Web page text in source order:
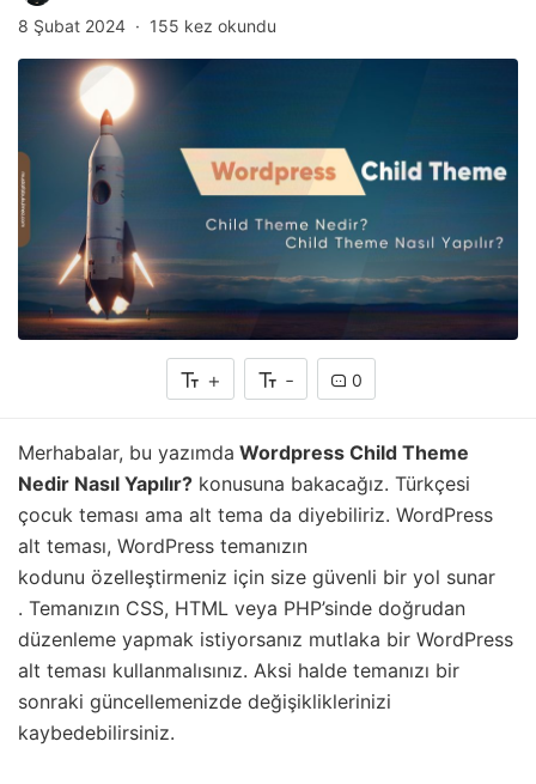
8 Şubat 2024
155 kez okundu
+ - 0
Merhabalar, bu yazımda Wordpress Child Theme
Nedir Nasıl Yapılır? konusuna bakacağız. Türkçesi
çocuk teması ama alt tema da diyebiliriz. WordPress
alt teması, WordPress temanızın
kodunu özelleştirmeniz için size güvenli bir yol sunar
. Temanızın CSS, HTML veya PHP’sinde doğrudan
düzenleme yapmak istiyorsanız mutlaka bir WordPress
alt teması kullanmalısınız. Aksi halde temanızı bir
sonraki güncellemenizde değişikliklerinizi
kaybedebilirsiniz.